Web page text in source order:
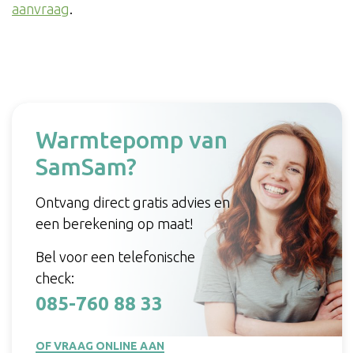
aanvraag.
Warmtepomp van
SamSam?
Ontvang direct gratis advies en
een berekening op maat!
Bel voor een telefonische
check:
085-760 88 33
OF VRAAG ONLINE AAN